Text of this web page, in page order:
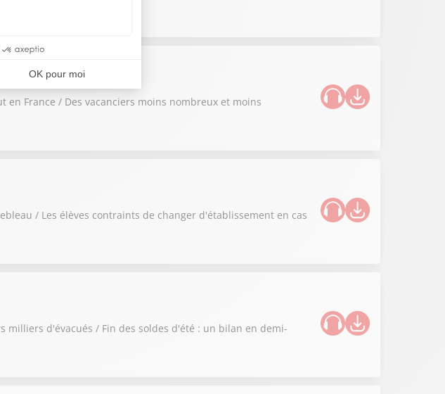
France / Des vacanciers moins nombreux et moins
/ Les élèves contraints de changer d'établissement en cas
d'évacués / Fin des soldes d'été : un bilan en demi-